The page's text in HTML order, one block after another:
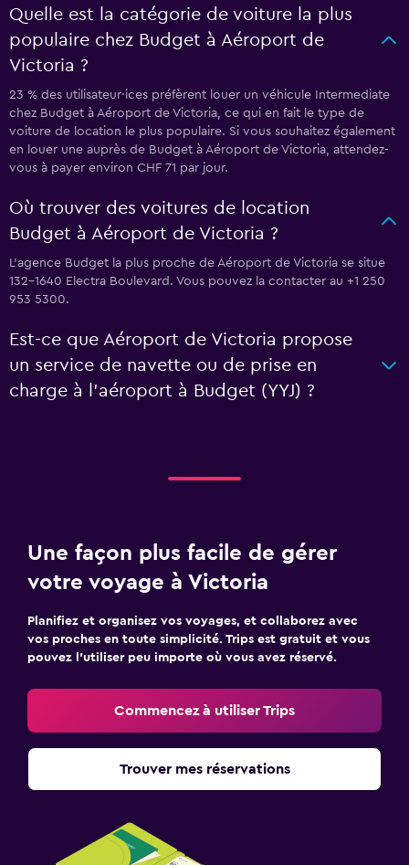
Quelle est la catégorie de voiture la plus
populaire chez Budget à Aéroport de
Victoria ?
23 % des utilisateur·ices préfèrent louer un véhicule Intermediate
chez Budget à Aéroport de Victoria, ce qui en fait le type de
voiture de location le plus populaire. Si vous souhaitez également
en louer une auprès de Budget à Aéroport de Victoria, attendez-
vous à payer environ CHF 71 par jour.
Où trouver des voitures de location
Budget à Aéroport de Victoria ?
L’agence Budget la plus proche de Aéroport de Victoria se situe
132-1640 Electra Boulevard. Vous pouvez la contacter au +1 250
953 5300.
Est-ce que Aéroport de Victoria propose
un service de navette ou de prise en
charge à l’aéroport à Budget (YYJ) ?
Une façon plus facile de gérer
votre voyage à Victoria
Planifiez et organisez vos voyages, et collaborez avec
vos proches en toute simplicité. Trips est gratuit et vous
pouvez l’utiliser peu importe où vous avez réservé.
Commencez à utiliser Trips
Trouver mes réservations